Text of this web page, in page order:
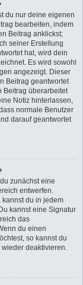
du nur deine eigenen
bearbeiten, indem
Beitrag anklickst;
seiner Erstellung
hat, wird dein
Es wird sowohl
angezeigt. Dieser
Beitrag geantwortet
Beitrag überarbeitet
Notiz hinterlassen,
normale Benutzer
darauf geantwortet
zunächst eine
entwerfen.
kannst du in jedem
kannst eine Signatur
das
du einen
so kannst du
wieder deaktivieren.